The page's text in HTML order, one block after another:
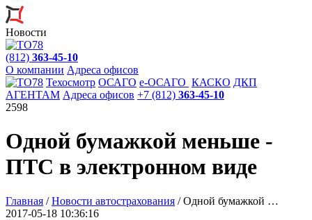
Новости
(812) 363-45-10
О компании Адреса офисов
Техосмотр ОСАГО e-ОСАГО КАСКО ДКП
АГЕНТАМ Адреса офисов +7 (812) 363-45-10
2598
Одной бумажкой меньше -
ПТС в электронном виде
Главная /Новости автострахования /Одной бумажкой …
2017-05-18 10:36:16